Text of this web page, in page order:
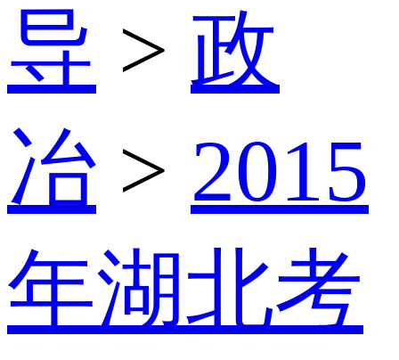
导 > 政
冶 > 2015
年湖北考